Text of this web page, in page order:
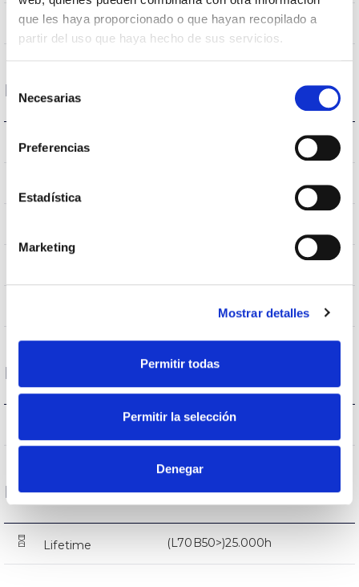
que les haya proporcionado o que hayan recopilado a
partir del uso que haya hecho de sus servicios.
Selección
de
consentimiento
Necesarias
Preferencias
Estadística
Marketing
Mostrar detalles
Permitir todas
Permitir la selección
Denegar
Opening angle 110
Housing and Finish
IK Impact resistance IK06
IP65
7045
Al
28115lm
Life
Lifetime (L70B50>)25.000h